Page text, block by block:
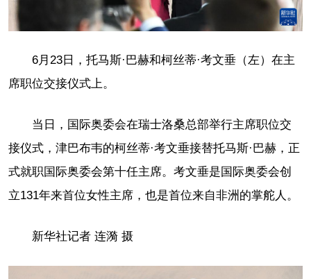
6月23日，托马斯·巴赫和柯丝蒂·考文垂（左）在主
席职位交接仪式上。
当日，国际奥委会在瑞士洛桑总部举行主席职位交
接仪式，津巴布韦的柯丝蒂·考文垂接替托马斯·巴赫，正
式就职国际奥委会第十任主席。考文垂是国际奥委会创
立131年来首位女性主席，也是首位来自非洲的掌舵人。
新华社记者 连漪 摄